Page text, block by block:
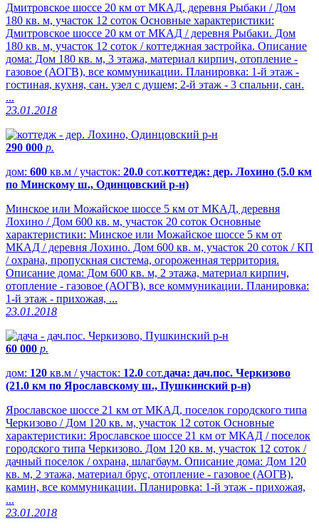
Дмитровское шоссе 20 км от МКАД, деревня Рыбаки / Дом
180 кв. м, участок 12 соток Основные характеристики:
Дмитровское шоссе 20 км от МКАД / деревня Рыбаки. Дом
180 кв. м, участок 12 соток / коттеджная застройка. Описание
дома: Дом 180 кв. м, 3 этажа, материал кирпич, отопление -
газовое (АОГВ), все коммуникации. Планировка: 1-й этаж -
гостиная, кухня, сан. узел с душем; 2-й этаж - 3 спальни, сан.
...
23.01.2018
290 000 р.
дом: 600 кв.м / участок: 20.0 сот.коттедж: дер. Лохино (5.0 км
по Минскому ш., Одинцовский р-н)
Минское или Можайское шоссе 5 км от МКАД, деревня
Лохино / Дом 600 кв. м, участок 20 соток Основные
характеристики: Минское или Можайское шоссе 5 км от
МКАД / деревня Лохино. Дом 600 кв. м, участок 20 соток / КП
/ охрана, пропускная система, огороженная территория.
Описание дома: Дом 600 кв. м, 2 этажа, материал кирпич,
отопление - газовое (АОГВ), все коммуникации. Планировка:
1-й этаж - прихожая, ...
23.01.2018
60 000 р.
дом: 120 кв.м / участок: 12.0 сот.дача: дач.пос. Черкизово
(21.0 км по Ярославскому ш., Пушкинский р-н)
Ярославское шоссе 21 км от МКАД, поселок городского типа
Черкизово / Дом 120 кв. м, участок 12 соток Основные
характеристики: Ярославское шоссе 21 км от МКАД / поселок
городского типа Черкизово. Дом 120 кв. м, участок 12 соток /
дачный поселок / охрана, шлагбаум. Описание дома: Дом 120
кв. м, 2 этажа, материал брус, отопление - газовое (АОГВ),
камин, все коммуникации. Планировка: 1-й этаж - прихожая,
...
23.01.2018